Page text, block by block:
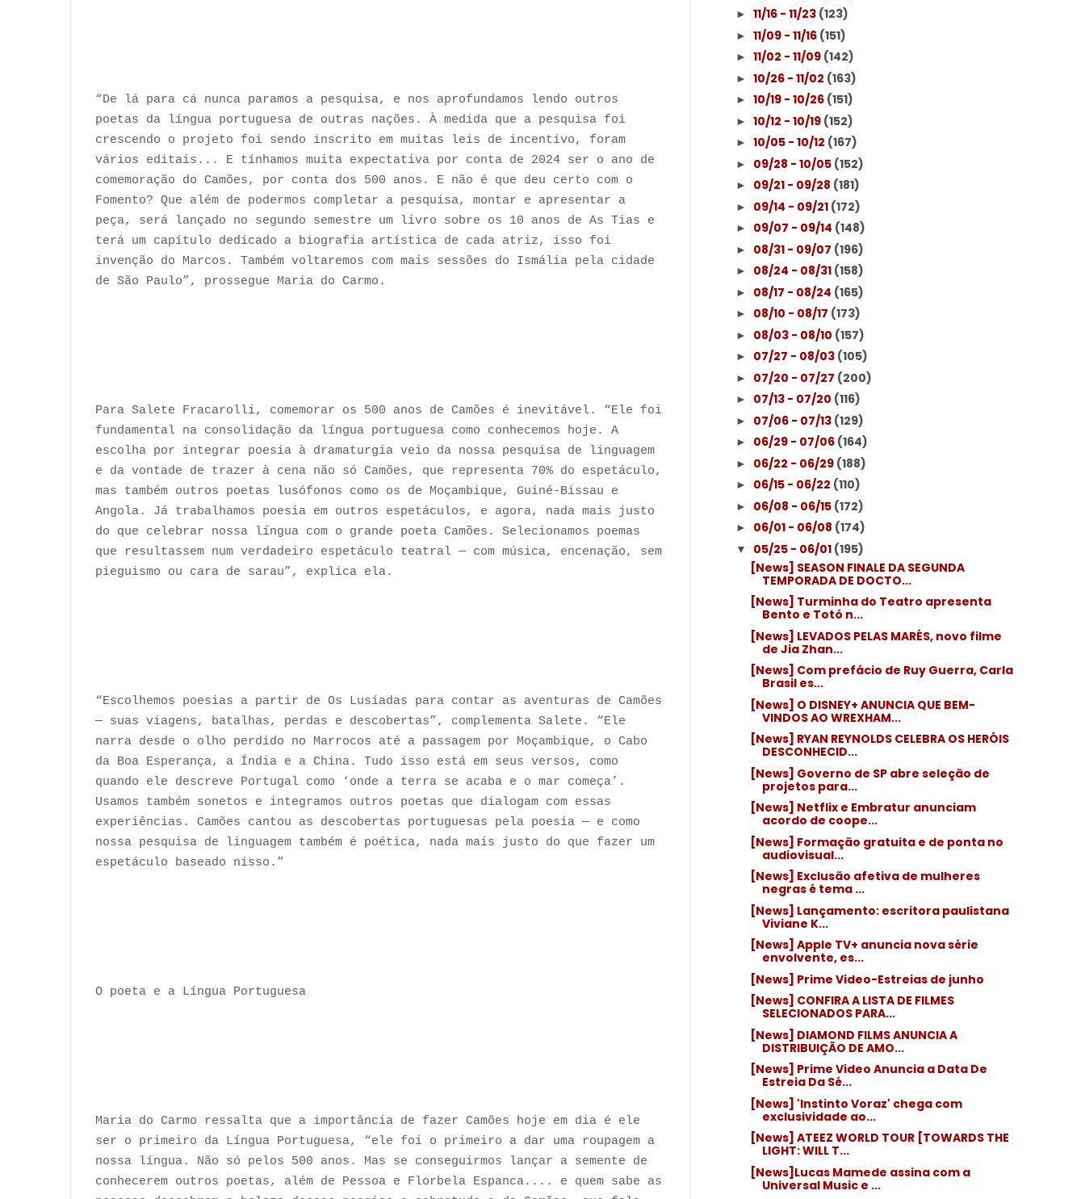
“De lá para cá nunca paramos a pesquisa, e nos aprofundamos lendo outros
poetas da língua portuguesa de outras nações. À medida que a pesquisa foi
crescendo o projeto foi sendo inscrito em muitas leis de incentivo, foram
vários editais... E tínhamos muita expectativa por conta de 2024 ser o ano de
comemoração do Camões, por conta dos 500 anos. E não é que deu certo com o
Fomento? Que além de podermos completar a pesquisa, montar e apresentar a
peça, será lançado no segundo semestre um livro sobre os 10 anos de As Tias e
terá um capítulo dedicado a biografia artística de cada atriz, isso foi
invenção do Marcos. Também voltaremos com mais sessões do Ismália pela cidade
de São Paulo”, prossegue Maria do Carmo.
Para Salete Fracarolli, comemorar os 500 anos de Camões é inevitável. “Ele foi
fundamental na consolidação da língua portuguesa como conhecemos hoje. A
escolha por integrar poesia à dramaturgia veio da nossa pesquisa de linguagem
e da vontade de trazer à cena não só Camões, que representa 70% do espetáculo,
mas também outros poetas lusófonos como os de Moçambique, Guiné-Bissau e
Angola. Já trabalhamos poesia em outros espetáculos, e agora, nada mais justo
do que celebrar nossa língua com o grande poeta Camões. Selecionamos poemas
que resultassem num verdadeiro espetáculo teatral — com música, encenação, sem
pieguismo ou cara de sarau”, explica ela.
“Escolhemos poesias a partir de Os Lusíadas para contar as aventuras de Camões
— suas viagens, batalhas, perdas e descobertas”, complementa Salete. “Ele
narra desde o olho perdido no Marrocos até a passagem por Moçambique, o Cabo
da Boa Esperança, a Índia e a China. Tudo isso está em seus versos, como
quando ele descreve Portugal como ‘onde a terra se acaba e o mar começa’.
Usamos também sonetos e integramos outros poetas que dialogam com essas
experiências. Camões cantou as descobertas portuguesas pela poesia — e como
nossa pesquisa de linguagem também é poética, nada mais justo do que fazer um
espetáculo baseado nisso.”
O poeta e a Língua Portuguesa
Maria do Carmo ressalta que a importância de fazer Camões hoje em dia é ele
ser o primeiro da Língua Portuguesa, “ele foi o primeiro a dar uma roupagem a
nossa língua. Não só pelos 500 anos. Mas se conseguirmos lançar a semente de
conhecerem outros poetas, além de Pessoa e Florbela Espanca.... e quem sabe as
►11/16 - 11/23 (123)
►11/09 - 11/16 (151)
►11/02 - 11/09 (142)
►10/26 - 11/02 (163)
►10/19 - 10/26 (151)
►10/12 - 10/19 (152)
►10/05 - 10/12 (167)
► 09/28 - 10/05 (152)
► 09/21 - 09/28 (181)
► 09/14 - 09/21 (172)
► 09/07 - 09/14 (148)
► 08/31 - 09/07 (196)
► 08/24 - 08/31 (158)
► 08/17 - 08/24 (165)
► 08/10 - 08/17 (173)
► 08/03 - 08/10 (157)
► 07/27 - 08/03 (105)
► 07/20 - 07/27 (200)
► 07/13 - 07/20 (116)
► 07/06 - 07/13 (129)
► 06/29 - 07/06 (164)
► 06/22 - 06/29 (188)
► 06/15 - 06/22 (110)
► 06/08 - 06/15 (172)
► 06/01 - 06/08 (174)
▼ 05/25 - 06/01 (195)
[News] SEASON FINALE DA SEGUNDA
TEMPORADA DE DOCTO...
[News] Turminha do Teatro apresenta
Bento e Totó n...
[News] LEVADOS PELAS MARÉS, novo filme
de Jia Zhan...
[News] Com prefácio de Ruy Guerra, Carla
Brasil es...
[News] O DISNEY+ ANUNCIA QUE BEM-
VINDOS AO WREXHAM...
[News] RYAN REYNOLDS CELEBRA OS HERÓIS
DESCONHECID...
[News] Governo de SP abre seleção de
projetos para...
[News] Netflix e Embratur anunciam
acordo de coope...
[News] Formação gratuita e de ponta no
audiovisual...
[News] Exclusão afetiva de mulheres
negras é tema ...
[News] Lançamento: escritora paulistana
Viviane K...
[News] Apple TV+ anuncia nova série
envolvente, es...
[News] Prime Video-Estreias de junho
[News] CONFIRA A LISTA DE FILMES
SELECIONADOS PARA...
[News] DIAMOND FILMS ANUNCIA A
DISTRIBUIÇÃO DE AMO...
[News] Prime Video Anuncia a Data De
Estreia Da Sé...
[News] 'Instinto Voraz' chega com
exclusividade ao...
[News] ATEEZ WORLD TOUR [TOWARDS THE
LIGHT: WILL T...
[News]Lucas Mamede assina com a
Universal Music e ...